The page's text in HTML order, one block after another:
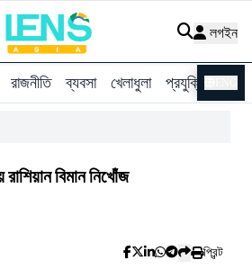
লগইন
রাজনীতি ব্যবসা খেলাধুলা প্রযুক্তি
বিমান নিখোঁজ
প্রিন্ট